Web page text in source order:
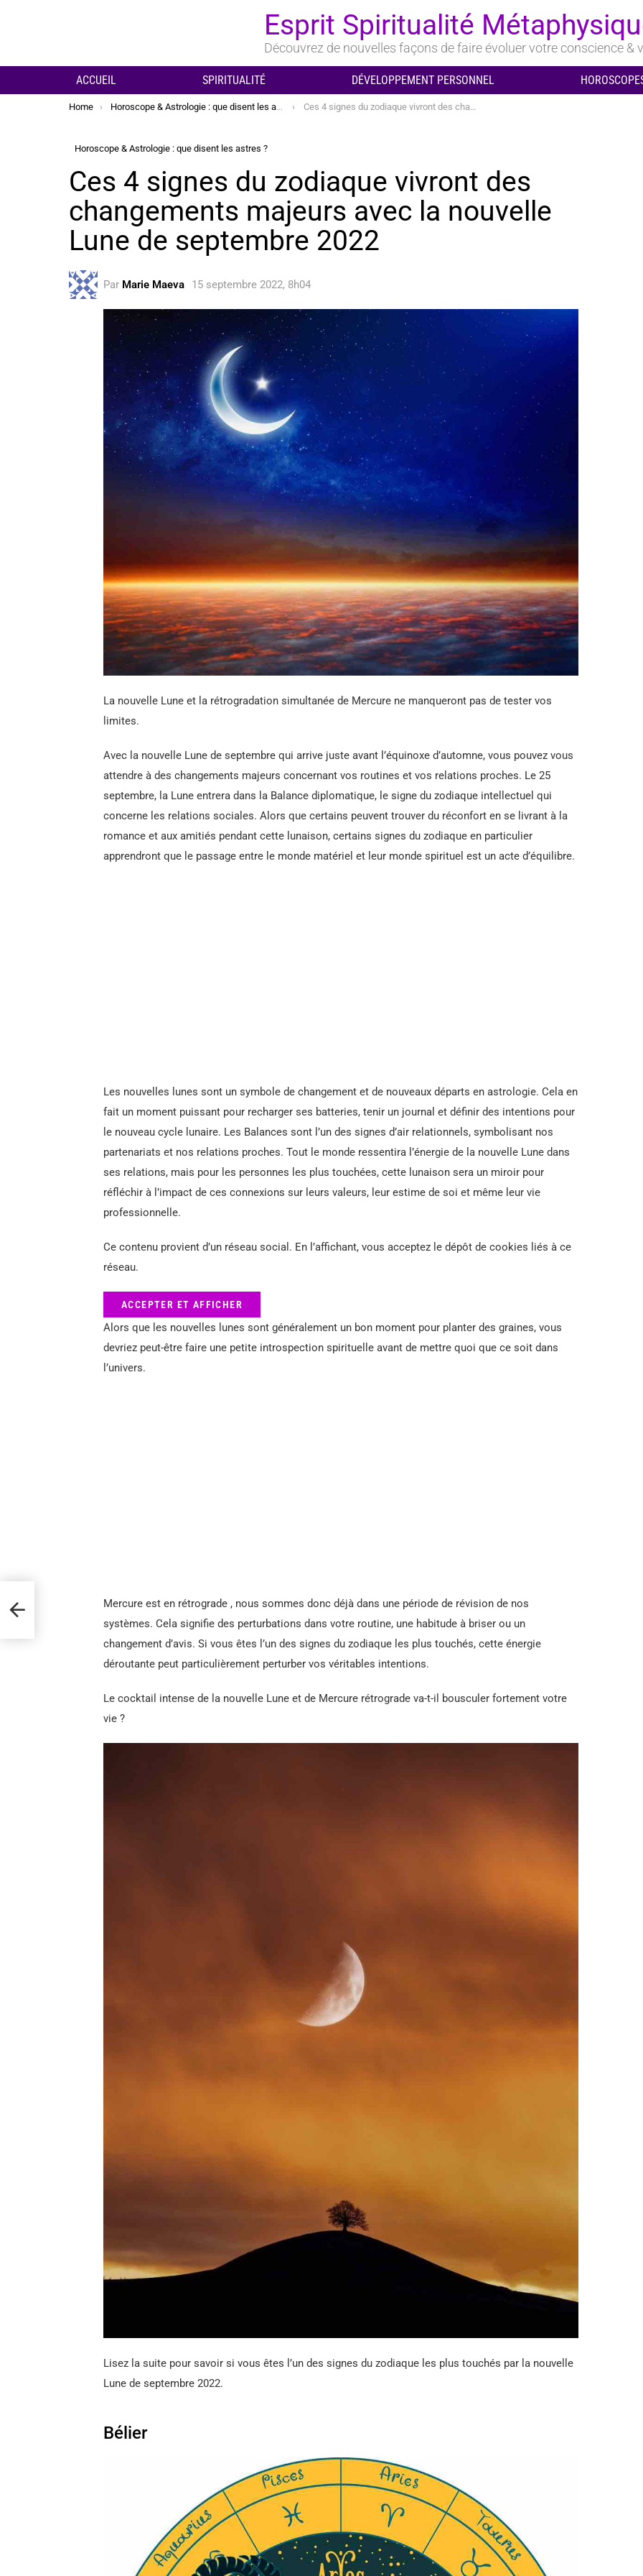
Esprit Spiritualité
Découvrez de nouvelles façons de faire évoluer votre conscience &
ACCUEIL SPIRITUALITÉ DÉVELOPPEMENT PERSONNEL
You are here:
Home Horoscope & Astrologie : que disent les astres ? Ces 4 signes du zodiaque vivront des changements majeurs avec la nouvelle Lune de septembre 2022
Horoscope & Astrologie : que disent les astres ?
Ces 4 signes du zodiaque vivront des
changements majeurs avec la nouvelle
Lune de septembre 2022
Par Marie Maeva 15 septembre 2022, 8h04
La nouvelle Lune et la rétrogradation simultanée de Mercure ne manqueront pas de tester vos
limites.
Avec la nouvelle Lune de septembre qui arrive juste avant l’équinoxe d’automne, vous pouvez vous
attendre à des changements majeurs concernant vos routines et vos relations proches. Le 25
septembre, la Lune entrera dans la Balance diplomatique, le signe du zodiaque intellectuel qui
concerne les relations sociales. Alors que certains peuvent trouver du réconfort en se livrant à la
romance et aux amitiés pendant cette lunaison, certains signes du zodiaque en particulier
apprendront que le passage entre le monde matériel et leur monde spirituel est un acte d’équilibre.
Les nouvelles lunes sont un symbole de changement et de nouveaux départs en astrologie. Cela en
fait un moment puissant pour recharger ses batteries, tenir un journal et définir des intentions pour
le nouveau cycle lunaire. Les Balances sont l’un des signes d’air relationnels, symbolisant nos
partenariats et nos relations proches. Tout le monde ressentira l’énergie de la nouvelle Lune dans
ses relations, mais pour les personnes les plus touchées, cette lunaison sera un miroir pour
réfléchir à l’impact de ces connexions sur leurs valeurs, leur estime de soi et même leur vie
professionnelle.
Ce contenu provient d’un réseau social. En l’affichant, vous acceptez le dépôt de cookies liés à ce
réseau.
ACCEPTER ET AFFICHER
Alors que les nouvelles lunes sont généralement un bon moment pour planter des graines, vous
devriez peut-être faire une petite introspection spirituelle avant de mettre quoi que ce soit dans
l’univers.
Mercure est en rétrograde , nous sommes donc déjà dans une période de révision de nos
systèmes. Cela signifie des perturbations dans votre routine, une habitude à briser ou un
changement d’avis. Si vous êtes l’un des signes du zodiaque les plus touchés, cette énergie
déroutante peut particulièrement perturber vos véritables intentions.
Le cocktail intense de la nouvelle Lune et de Mercure rétrograde va-t-il bousculer fortement votre
vie ?
Lisez la suite pour savoir si vous êtes l’un des signes du zodiaque les plus touchés par la nouvelle
Lune de septembre 2022.
Bélier